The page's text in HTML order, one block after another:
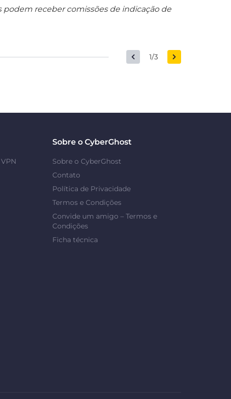
podem receber comissões de indicação de
1/3
Sobre o CyberGhost
Sobre o CyberGhost
Contato
Política de Privacidade
Termos e Condições
Convide um amigo – Termos e
Condições
Ficha técnica